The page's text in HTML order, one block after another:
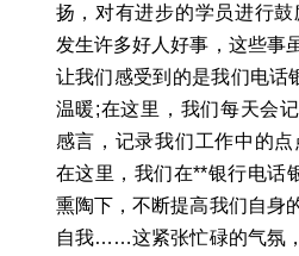
扬，对有进步的学员进行
发生许多好人好事，这些事
让我们感受到的是我们电话
温暖;在这里，我们每天会
感言，记录我们工作中的点
在这里，我们在**银行电话
熏陶下，不断提高我们自身
自我……这紧张忙碌的气氛